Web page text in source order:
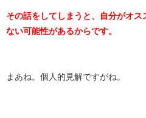
その話をしてしまうと、自分がオ
ない可能性があるからです。
まあね。個人的見解ですがね。